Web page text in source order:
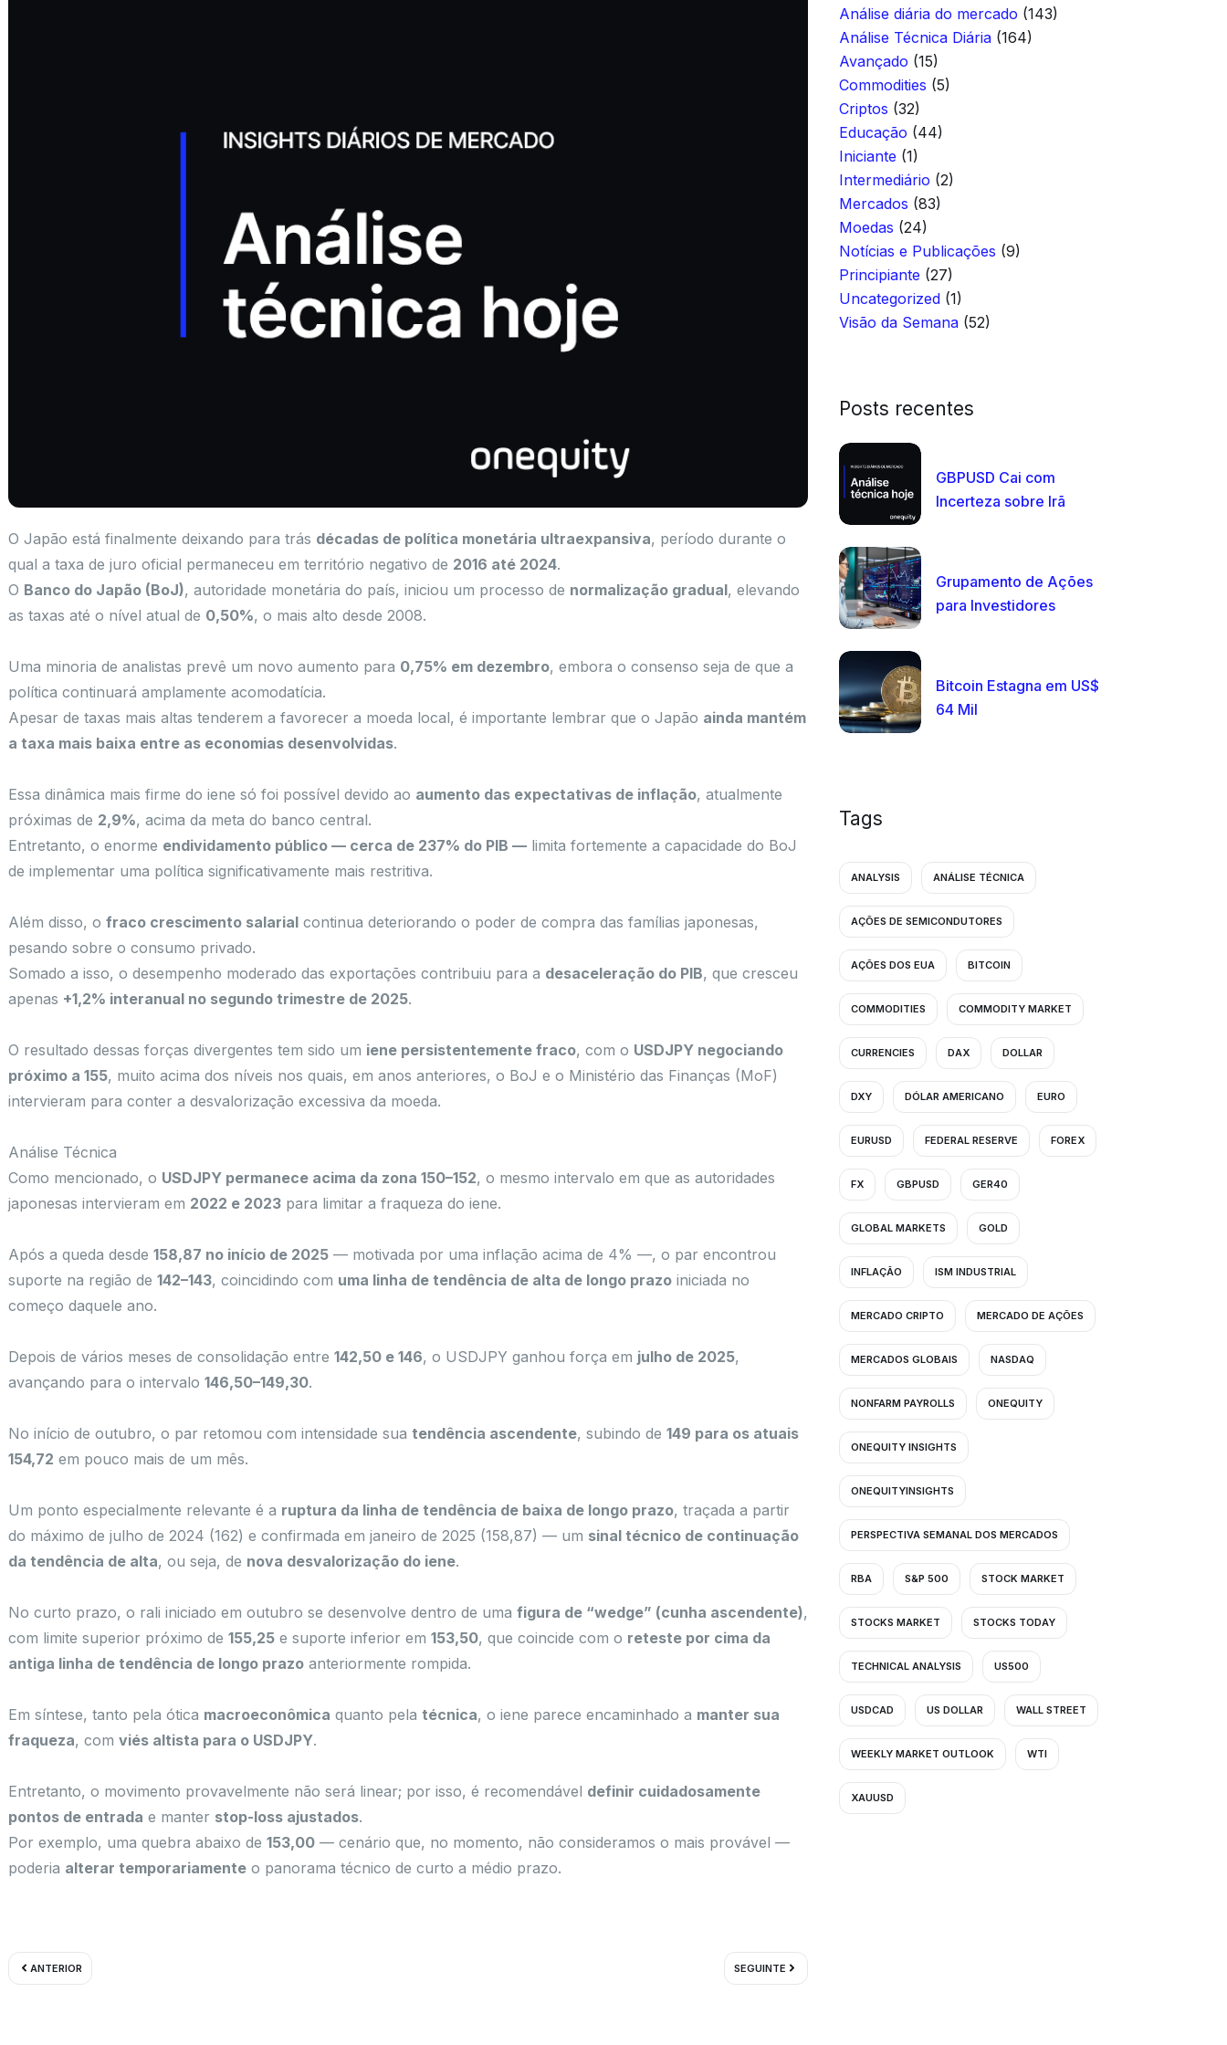
O Japão está finalmente deixando para trás décadas de política monetária ultraexpansiva, período durante o
qual a taxa de juro oficial permaneceu em território negativo de 2016 até 2024.
O Banco do Japão (BoJ), autoridade monetária do país, iniciou um processo de normalização gradual, elevando
as taxas até o nível atual de 0,50%, o mais alto desde 2008.
Uma minoria de analistas prevê um novo aumento para 0,75% em dezembro, embora o consenso seja de que a
política continuará amplamente acomodatícia.
Apesar de taxas mais altas tenderem a favorecer a moeda local, é importante lembrar que o Japão ainda mantém
a taxa mais baixa entre as economias desenvolvidas.
Essa dinâmica mais firme do iene só foi possível devido ao aumento das expectativas de inflação, atualmente
próximas de 2,9%, acima da meta do banco central.
Entretanto, o enorme endividamento público — cerca de 237% do PIB — limita fortemente a capacidade do BoJ
de implementar uma política significativamente mais restritiva.
Além disso, o fraco crescimento salarial continua deteriorando o poder de compra das famílias japonesas,
pesando sobre o consumo privado.
Somado a isso, o desempenho moderado das exportações contribuiu para a desaceleração do PIB, que cresceu
apenas +1,2% interanual no segundo trimestre de 2025.
O resultado dessas forças divergentes tem sido um iene persistentemente fraco, com o USDJPY negociando
próximo a 155, muito acima dos níveis nos quais, em anos anteriores, o BoJ e o Ministério das Finanças (MoF)
intervieram para conter a desvalorização excessiva da moeda.
Análise Técnica
Como mencionado, o USDJPY permanece acima da zona 150–152, o mesmo intervalo em que as autoridades
japonesas intervieram em 2022 e 2023 para limitar a fraqueza do iene.
Após a queda desde 158,87 no início de 2025 — motivada por uma inflação acima de 4% —, o par encontrou
suporte na região de 142–143, coincidindo com uma linha de tendência de alta de longo prazo iniciada no
começo daquele ano.
Depois de vários meses de consolidação entre 142,50 e 146, o USDJPY ganhou força em julho de 2025,
avançando para o intervalo 146,50–149,30.
No início de outubro, o par retomou com intensidade sua tendência ascendente, subindo de 149 para os atuais
154,72 em pouco mais de um mês.
Um ponto especialmente relevante é a ruptura da linha de tendência de baixa de longo prazo, traçada a partir
do máximo de julho de 2024 (162) e confirmada em janeiro de 2025 (158,87) — um sinal técnico de continuação
da tendência de alta, ou seja, de nova desvalorização do iene.
No curto prazo, o rali iniciado em outubro se desenvolve dentro de uma figura de “wedge” (cunha ascendente),
com limite superior próximo de 155,25 e suporte inferior em 153,50, que coincide com o reteste por cima da
antiga linha de tendência de longo prazo anteriormente rompida.
Em síntese, tanto pela ótica macroeconômica quanto pela técnica, o iene parece encaminhado a manter sua
fraqueza, com viés altista para o USDJPY.
Entretanto, o movimento provavelmente não será linear; por isso, é recomendável definir cuidadosamente
pontos de entrada e manter stop-loss ajustados.
Por exemplo, uma quebra abaixo de 153,00 — cenário que, no momento, não consideramos o mais provável —
poderia alterar temporariamente o panorama técnico de curto a médio prazo.
ANTERIOR SEGUINTE
Próximo
Análise diária do mercado (143)
Análise Técnica Diária (164)
Avançado (15)
Commodities (5)
Criptos (32)
Educação (44)
Iniciante (1)
Intermediário (2)
Mercados (83)
Moedas (24)
Notícias e Publicações (9)
Principiante (27)
Uncategorized (1)
Visão da Semana (52)
Posts recentes
GBPUSD Cai com
Incerteza sobre Irã
Grupamento de Ações
para Investidores
Bitcoin Estagna em US$
64 Mil
Tags
ANALYSIS ANÁLISE TÉCNICA
AÇÕES DE SEMICONDUTORES
AÇÕES DOS EUA BITCOIN
COMMODITIES COMMODITY MARKET
CURRENCIES DAX DOLLAR
DXY DÓLAR AMERICANO EURO
EURUSD FEDERAL RESERVE FOREX
FX GBPUSD GER40
GLOBAL MARKETS GOLD
INFLAÇÃO ISM INDUSTRIAL
MERCADO CRIPTO MERCADO DE AÇÕES
MERCADOS GLOBAIS NASDAQ
NONFARM PAYROLLS ONEQUITY
ONEQUITY INSIGHTS
ONEQUITYINSIGHTS
PERSPECTIVA SEMANAL DOS MERCADOS
RBA S&P 500 STOCK MARKET
STOCKS MARKET STOCKS TODAY
TECHNICAL ANALYSIS US500
USDCAD US DOLLAR WALL STREET
WEEKLY MARKET OUTLOOK WTI
XAUUSD